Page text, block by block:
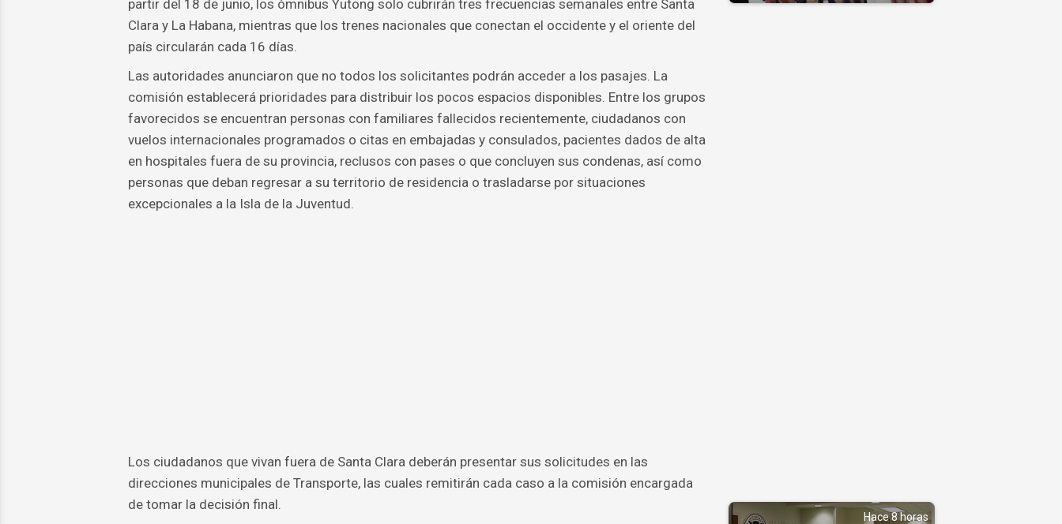
partir del 18 de junio, los ómnibus Yutong solo cubrirán tres frecuencias semanales entre Santa
Clara y La Habana, mientras que los trenes nacionales que conectan el occidente y el oriente del
país circularán cada 16 días.
Las autoridades anunciaron que no todos los solicitantes podrán acceder a los pasajes. La
comisión establecerá prioridades para distribuir los pocos espacios disponibles. Entre los grupos
favorecidos se encuentran personas con familiares fallecidos recientemente, ciudadanos con
vuelos internacionales programados o citas en embajadas y consulados, pacientes dados de alta
en hospitales fuera de su provincia, reclusos con pases o que concluyen sus condenas, así como
personas que deban regresar a su territorio de residencia o trasladarse por situaciones
excepcionales a la Isla de la Juventud.
Los ciudadanos que vivan fuera de Santa Clara deberán presentar sus solicitudes en las
direcciones municipales de Transporte, las cuales remitirán cada caso a la comisión encargada
de tomar la decisión final.
Hace 8 horas